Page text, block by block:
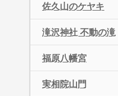
佐久山のケヤキ
滝沢神社 不動の滝
福原八幡宮
実相院山門